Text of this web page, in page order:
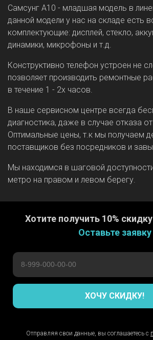
Самсунг А10 - младшая модель в
данной модели у нас на складе есть
комплектующие: дисплей, стекло,
динамики, микрофоны и т.д.
Конструктивно телефон устроен не
позволяет производить ремонтные
в течение 1 - 2х часов.
В наше сервисном центре всегда
диагностика, даже в случае отказа
Оптимальные цены, т.к мы получаем
поставщиков без посредников и
Мы находимся в шаговой
метро на правом и левом берегу.
Хотите получить 10%
Оставьте заявку
ХОЧУ СКИДКУ!
Отправляя свои данные, вы соглашаетесь с